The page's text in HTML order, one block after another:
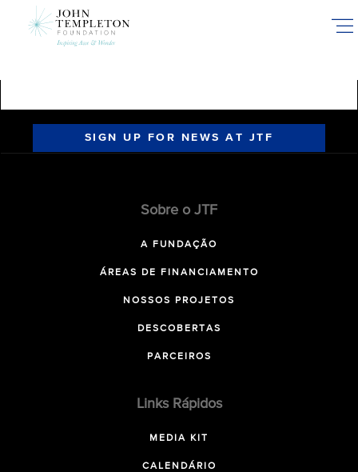
SIGN UP FOR NEWS AT JTF
Sobre o JTF
A FUNDAÇÃO
ÁREAS DE FINANCIAMENTO
NOSSOS PROJETOS
DESCOBERTAS
PARCEIROS
Links Rápidos
MEDIA KIT
CALENDÁRIO